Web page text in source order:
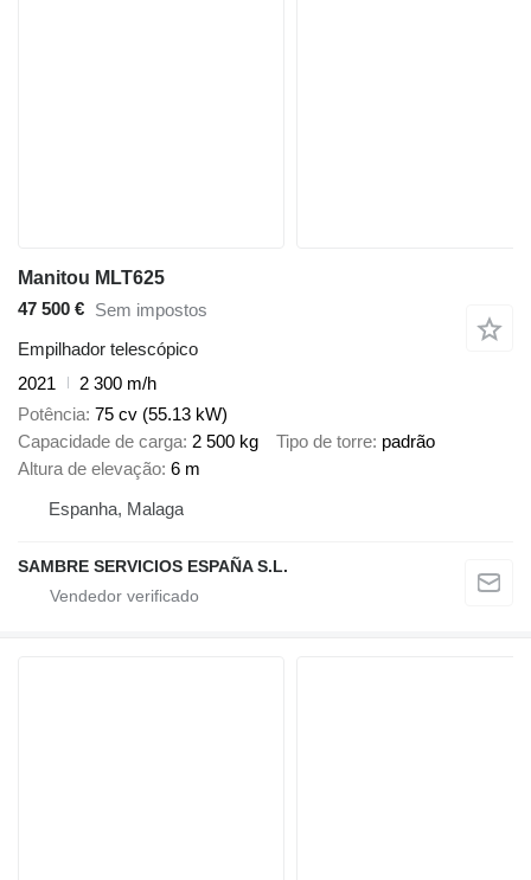
Manitou MLT625
47 500 € Sem impostos
Empilhador telescópico
2021
2 300 m/h
Potência 75 cv (55.13 kW)
Capacidade de carga 2 500 kg Tipo de torre padrão
Altura de elevação 6 m
Espanha, Malaga
SAMBRE SERVICIOS ESPAÑA S.L.